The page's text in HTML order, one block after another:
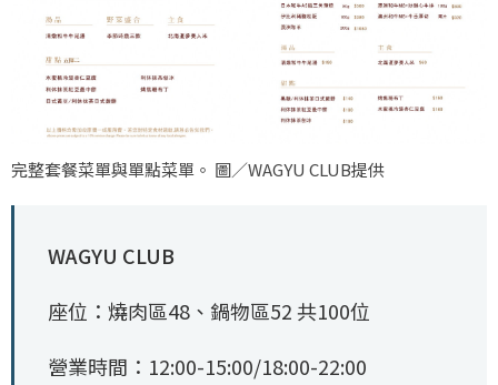
完整套餐菜單與單點菜單。 圖／WAGYU CLUB提供
WAGYU CLUB
座位：燒肉區48、鍋物區52 共100位
營業時間：12:00-15:00/18:00-22:00